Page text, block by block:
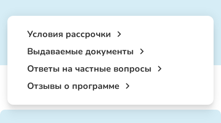
Условия рассрочки
Выдаваемые документы
Ответы на частные вопросы
Отзывы о программе